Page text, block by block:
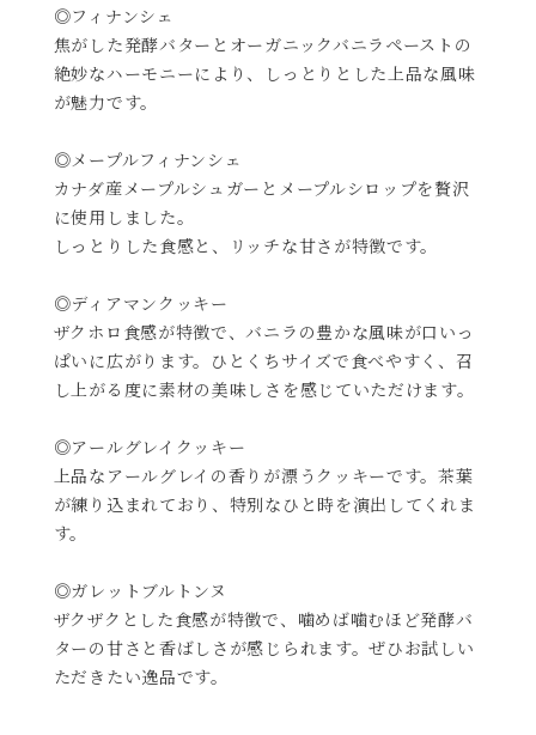
◎フィナンシェ
焦がした発酵バターとオーガニックバニラペーストの
絶妙なハーモニーにより、しっとりとした上品な風味
が魅力です。
◎メープルフィナンシェ
カナダ産メープルシュガーとメープルシロップを贅沢
に使用しました。
しっとりした食感と、リッチな甘さが特徴です。
◎ディアマンクッキー
ザクホロ食感が特徴で、バニラの豊かな風味が口いっ
ぱいに広がります。ひとくちサイズで食べやすく、召
し上がる度に素材の美味しさを感じていただけます。
◎アールグレイクッキー
上品なアールグレイの香りが漂うクッキーです。茶葉
が練り込まれており、特別なひと時を演出してくれま
す。
◎ガレットブルトンヌ
ザクザクとした食感が特徴で、噛めば噛むほど発酵バ
ターの甘さと香ばしさが感じられます。ぜひお試しい
ただきたい逸品です。